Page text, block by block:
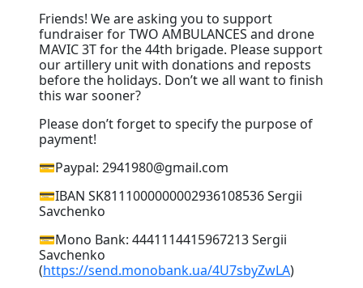
Friends! We are asking you to support
fundraiser for TWO AMBULANCES and drone
MAVIC 3T for the 44th brigade. Please support
our artillery unit with donations and reposts
before the holidays. Don’t we all want to finish
this war sooner?
Please don’t forget to specify the purpose of
payment!
💳Paypal: 2941980@gmail.com
💳IBAN SK8111000000002936108536 Sergii
Savchenko
💳Mono Bank: 4441114415967213 Sergii
Savchenko
(https://send.monobank.ua/4U7sbyZwLA)